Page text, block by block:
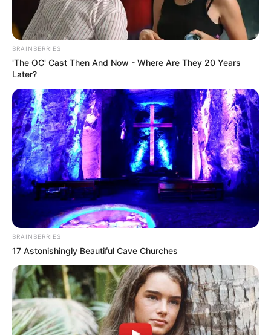
BRAINBERRIES
'The OC' Cast Then And Now - Where Are They 20 Years
Later?
BRAINBERRIES
17 Astonishingly Beautiful Cave Churches